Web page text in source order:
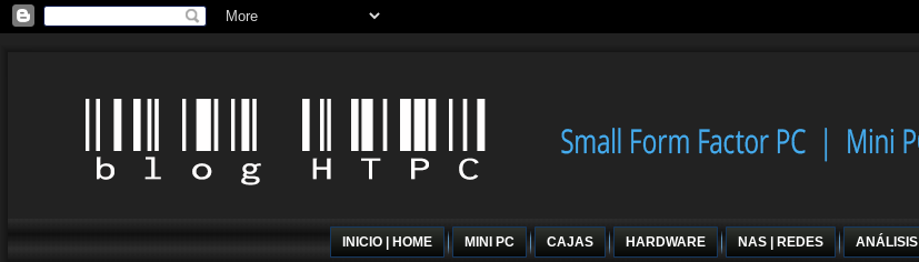
INICIO | HOME MINI PC CAJAS HARDWARE NAS | REDES ANÁLISIS